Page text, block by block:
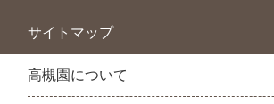
サイトマップ
高槻園について